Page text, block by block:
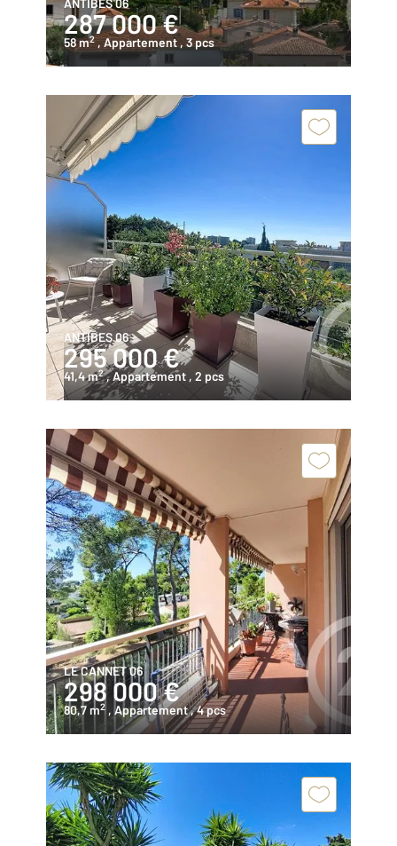
ANTIBES 06
287 000 €
58 m2 , Appartement , 3 pcs
ANTIBES 06
295 000 €
41,4 m2 , Appartement , 2 pcs
LE CANNET 06
298 000 €
80,7 m2 , Appartement, 4 pcs